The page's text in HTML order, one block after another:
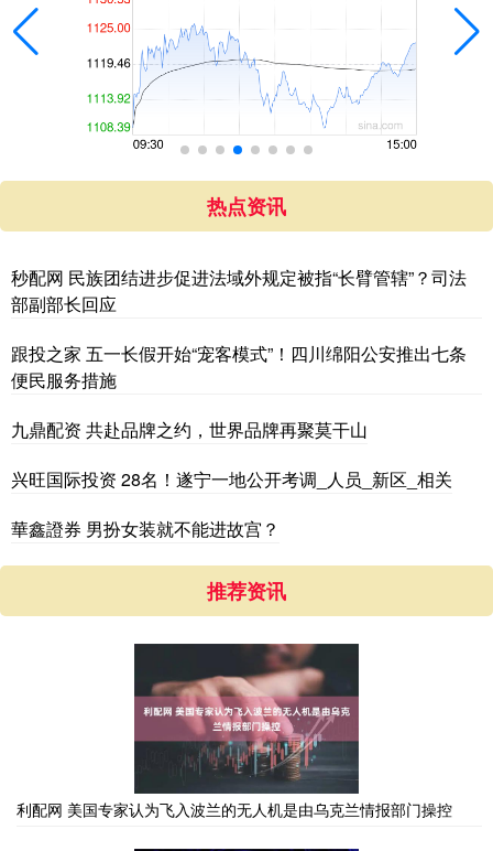
热点资讯
秒配网 民族团结进步促进法域外规定被指“长臂管辖”？司法
部副部长回应
跟投之家 五一长假开始“宠客模式”！四川绵阳公安推出七条
便民服务措施
九鼎配资 共赴品牌之约，世界品牌再聚莫干山
兴旺国际投资 28名！遂宁一地公开考调_人员_新区_相关
華鑫證券 男扮女装就不能进故宫？
推荐资讯
利配网 美国专家认为飞入波兰的无人机是由乌克兰情报部门操控